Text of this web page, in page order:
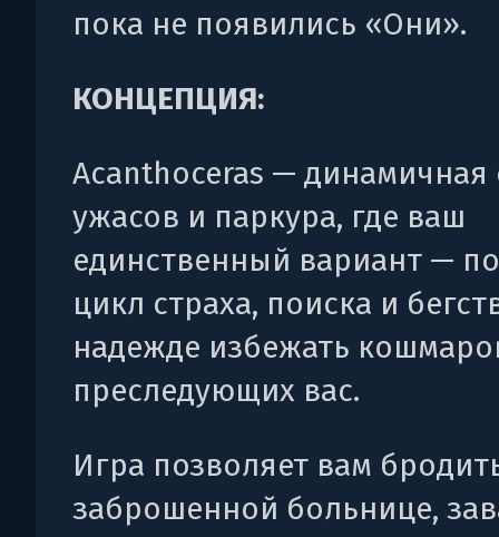
пока не появились «Они».
КОНЦЕПЦИЯ:
Acanthoceras — динамичная
ужасов и паркура, где ваш
единственный вариант —
цикл страха, поиска и
надежде избежать
преследующих вас.
Игра позволяет вам
заброшенной больнице,